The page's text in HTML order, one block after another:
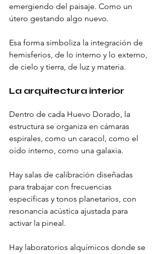
emergiendo del paisaje. Como un
útero gestando algo nuevo.
Esa forma simboliza la integración de
hemisferios, de lo interno y lo externo,
de cielo y tierra, de luz y materia.
La arquitectura interior
Dentro de cada Huevo Dorado, la
estructura se organiza en cámaras
espirales, como un caracol, como el
oído interno, como una galaxia.
Hay salas de calibración diseñadas
para trabajar con frecuencias
específicas y tonos planetarios, con
resonancia acústica ajustada para
activar la pineal.
Hay laboratorios alquímicos donde se